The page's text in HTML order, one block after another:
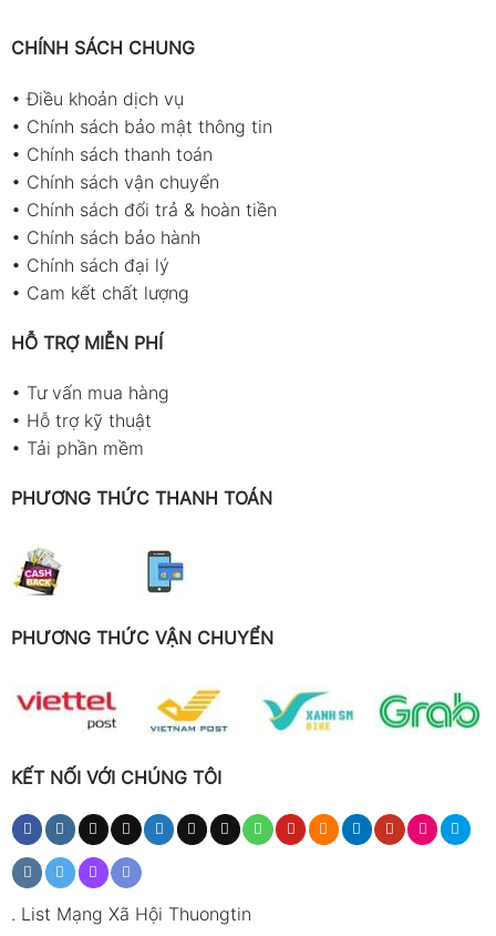
CHÍNH SÁCH CHUNG
•Điều khoản dịch vụ
• Chính sách bảo mật thông tin
• Chính sách thanh toán
• Chính sách vận chuyển
• Chính sách đổi trả & hoàn tiền
• Chính sách bảo hành
• Chính sách đại lý
• Cam kết chất lượng
HỖ TRỢ MIỄN PHÍ
• Tư vấn mua hàng
• Hỗ trợ kỹ thuật
• Tải phần mềm
PHƯƠNG THỨC THANH TOÁN
PHƯƠNG THỨC VẬN CHUYỂN
KẾT NỐI VỚI CHÚNG TÔI
. List Mạng Xã Hội Thuongtin